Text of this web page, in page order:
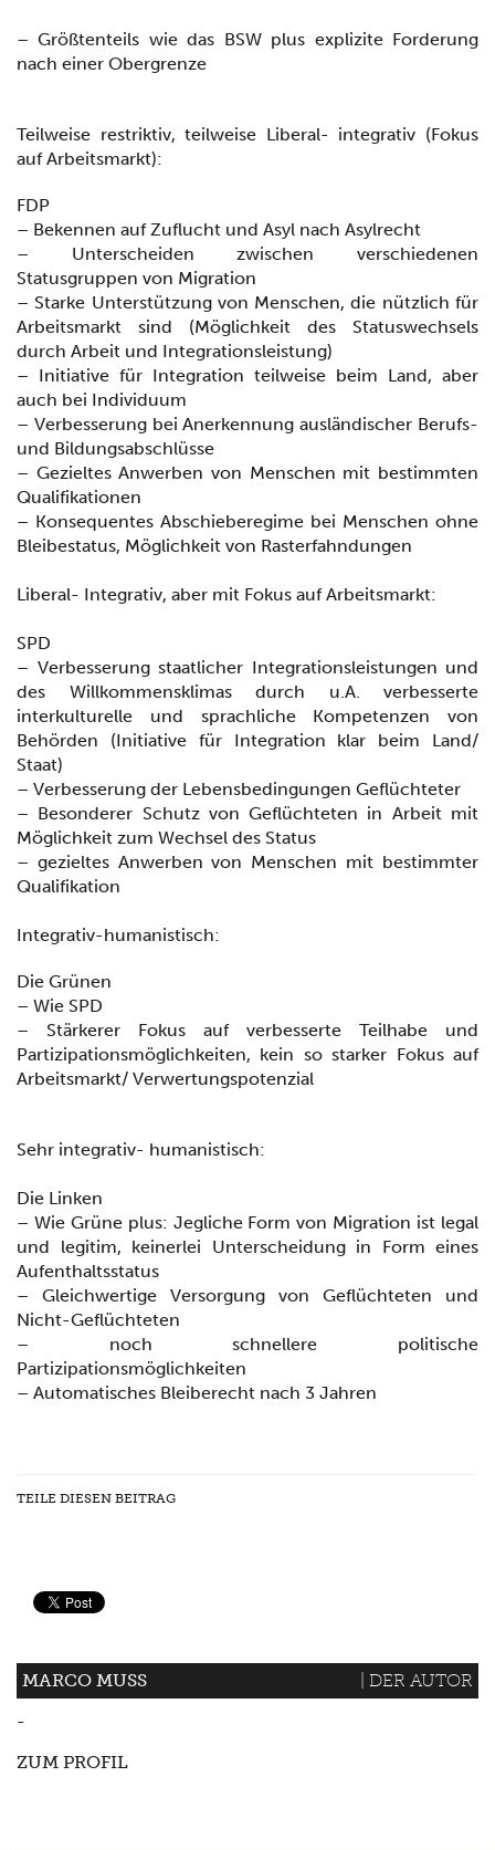
– Größtenteils wie das BSW plus explizite Forderung
nach einer Obergrenze
Teilweise restriktiv, teilweise Liberal- integrativ (Fokus
auf Arbeitsmarkt):
FDP
– Bekennen auf Zuflucht und Asyl nach Asylrecht
– Unterscheiden zwischen verschiedenen
Statusgruppen von Migration
– Starke Unterstützung von Menschen, die nützlich für
Arbeitsmarkt sind (Möglichkeit des Statuswechsels
durch Arbeit und Integrationsleistung)
– Initiative für Integration teilweise beim Land, aber
auch bei Individuum
– Verbesserung bei Anerkennung ausländischer Berufs-
und Bildungsabschlüsse
– Gezieltes Anwerben von Menschen mit bestimmten
Qualifikationen
– Konsequentes Abschieberegime bei Menschen ohne
Bleibestatus, Möglichkeit von Rasterfahndungen
Liberal- Integrativ, aber mit Fokus auf Arbeitsmarkt:
SPD
– Verbesserung staatlicher Integrationsleistungen und
des Willkommensklimas durch u.A. verbesserte
interkulturelle und sprachliche Kompetenzen von
Behörden (Initiative für Integration klar beim Land/
Staat)
– Verbesserung der Lebensbedingungen Geflüchteter
– Besonderer Schutz von Geflüchteten in Arbeit mit
Möglichkeit zum Wechsel des Status
– gezieltes Anwerben von Menschen mit bestimmter
Qualifikation
Integrativ-humanistisch:
Die Grünen
– Wie SPD
– Stärkerer Fokus auf verbesserte Teilhabe und
Partizipationsmöglichkeiten, kein so starker Fokus auf
Arbeitsmarkt/ Verwertungspotenzial
Sehr integrativ- humanistisch:
Die Linken
– Wie Grüne plus: Jegliche Form von Migration ist legal
und legitim, keinerlei Unterscheidung in Form eines
Aufenthaltsstatus
– Gleichwertige Versorgung von Geflüchteten und
Nicht-Geflüchteten
– noch schnellere politische
Partizipationsmöglichkeiten
– Automatisches Bleiberecht nach 3 Jahren
TEILE DIESEN BEITRAG
MARCO MUSS
| DER AUTOR
-
ZUM PROFIL